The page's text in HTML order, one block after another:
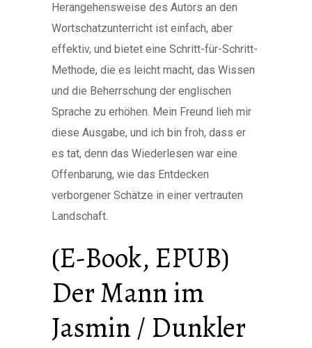
Herangehensweise des Autors an den
Wortschatzunterricht ist einfach, aber
effektiv, und bietet eine Schritt-für-Schritt-
Methode, die es leicht macht, das Wissen
und die Beherrschung der englischen
Sprache zu erhöhen. Mein Freund lieh mir
diese Ausgabe, und ich bin froh, dass er
es tat, denn das Wiederlesen war eine
Offenbarung, wie das Entdecken
verborgener Schätze in einer vertrauten
Landschaft.
(E-Book, EPUB)
Der Mann im
Jasmin / Dunkler